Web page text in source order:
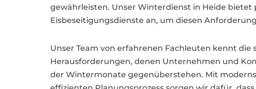
gewährleisten. Unser Winterdienst in Heide bietet
Eisbeseitigungsdienste an, um diesen
Unser Team von erfahrenen Fachleuten kennt die
Herausforderungen, denen Unternehmen und
der Wintermonate gegenüberstehen. Mit